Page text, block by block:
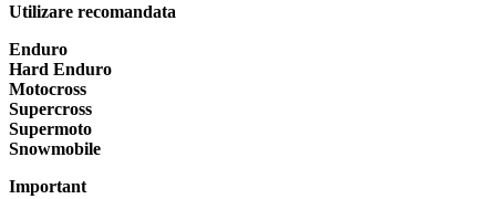
Utilizare recomandata
Enduro
Hard Enduro
Motocross
Supercross
Supermoto
Snowmobile
Important